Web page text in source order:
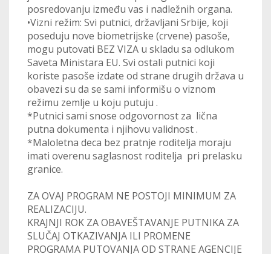
posredovanju između vas i nadležnih organa.
•Vizni režim: Svi putnici, državljani Srbije, koji
poseduju nove biometrijske (crvene) pasoše,
mogu putovati BEZ VIZA u skladu sa odlukom
Saveta Ministara EU. Svi ostali putnici koji
koriste pasoše izdate od strane drugih država u
obavezi su da se sami informišu o viznom
režimu zemlje u koju putuju .
*Putnici sami snose odgovornost za lična
putna dokumenta i njihovu validnost .
*Maloletna deca bez pratnje roditelja moraju
imati overenu saglasnost roditelja pri prelasku
granice.
ZA OVAJ PROGRAM NE POSTOJI MINIMUM ZA
REALIZACIJU.
KRAJNJI ROK ZA OBAVEŠTAVANJE PUTNIKA ZA
SLUČAJ OTKAZIVANJA ILI PROMENE
PROGRAMA PUTOVANJA OD STRANE AGENCIJE